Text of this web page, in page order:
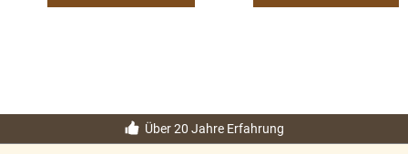
Über 20 Jahre Erfahrung